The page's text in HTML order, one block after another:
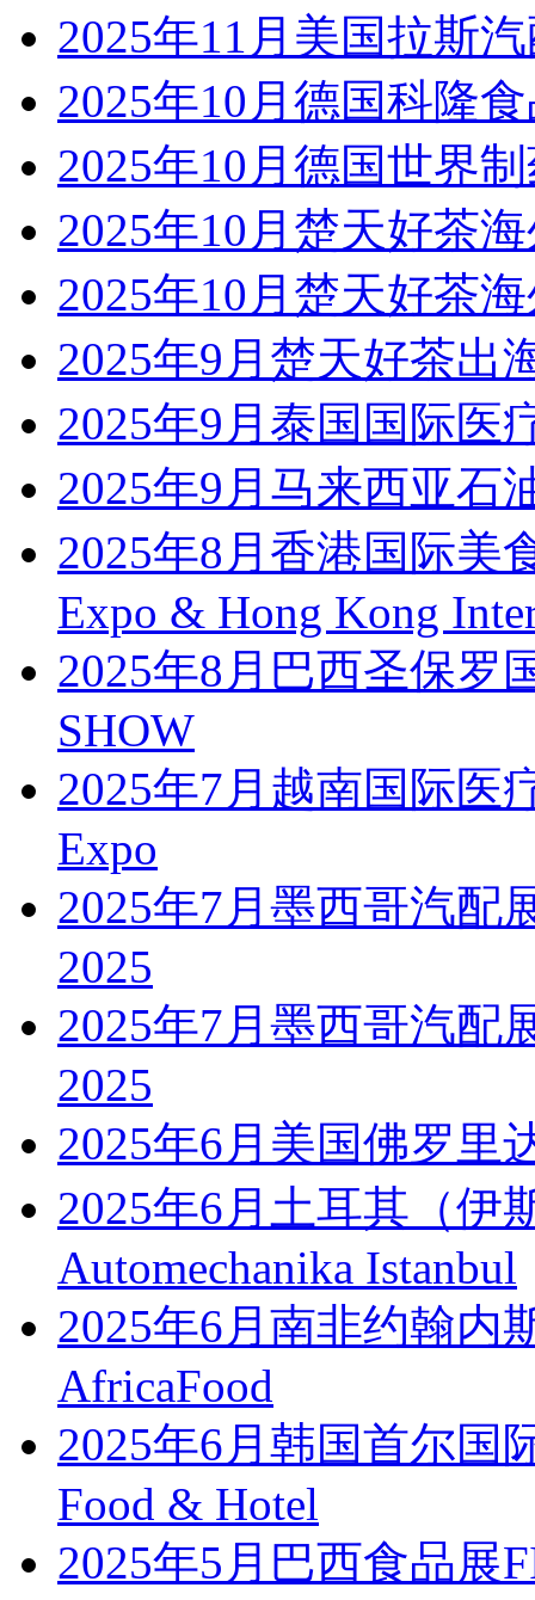
2025年11月美国拉斯
2025年10月德国科隆
2025年10月德国世界
2025年10月楚天好茶
2025年10月楚天好茶
2025年9月楚天好茶出
2025年9月泰国国际医
2025年9月马来西亚石
2025年8月香港国际美
Expo & Hong Kong
2025年8月巴西圣保罗
SHOW
2025年7月越南国际医
Expo
2025年7月墨西哥汽配
2025
2025年7月墨西哥汽配
2025
2025年6月美国佛罗里
2025年6月土耳其（伊
Automechanika Istanbul
2025年6月南非约翰内
AfricaFood
2025年6月韩国首尔国
Food & Hotel
2025年5月巴西食品展